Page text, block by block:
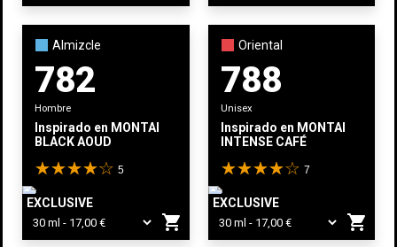
Almizcle
782
Hombre
Inspirado en MONTALE
BLACK AOUD
5
EXCLUSIVE
shopping_cart
Oriental
788
Unisex
Inspirado en MONTALE
INTENSE CAFÉ
7
EXCLUSIVE
shopping_cart